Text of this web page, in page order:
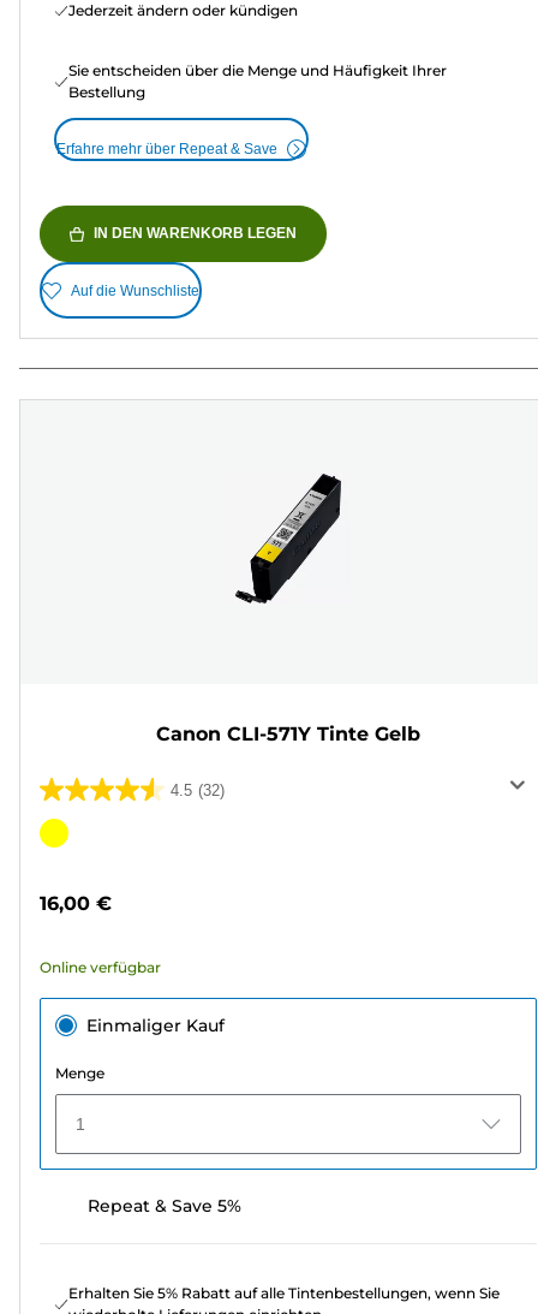
Jederzeit ändern oder kündigen
Sie entscheiden über die Menge und Häufigkeit Ihrer
Bestellung
Erfahre mehr über Repeat & Save
IN DEN WARENKORB LEGEN
Auf die Wunschliste
Canon CLI-571Y Tinte Gelb
4.5 (32)
4.5
von
32
Farbpatrone
16,00 €
Online verfügbar
Einmaliger Kauf
Menge
1
Repeat & Save 5%
Erhalten Sie 5% Rabatt auf alle Tintenbestellungen, wenn Sie